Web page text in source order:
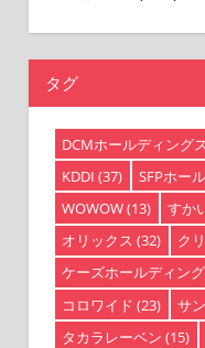
タグ
DCMホールディング
KDDI (37) SFPホー
WOWOW(13) すか
オリックス (32) ク
ケーズホールディン
コロワイド (23) サ
タカラレーベン (15)